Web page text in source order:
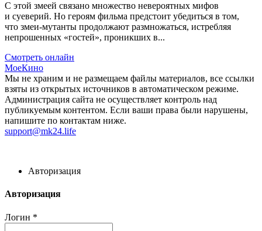
С этой змеей связано множество невероятных мифов
и суеверий. Но героям фильма предстоит убедиться в том,
что змеи-мутанты продолжают размножаться, истребляя
непрошенных «гостей», проникших в...
Смотреть онлайн
МоеКино
Мы не храним и не размещаем файлы материалов, все ссылки
взяты из открытых источников в автоматическом режиме.
Администрация сайта не осуществляет контроль над
публикуемым контентом. Если ваши права были нарушены,
напишите по контактам ниже.
support@mk24.life
Авторизация
Авторизация
Логин *